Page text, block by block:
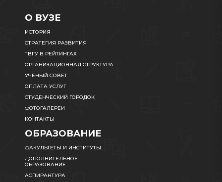
О ВУЗЕ
ИСТОРИЯ
СТРАТЕГИЯ РАЗВИТИЯ
ТВГУ В РЕЙТИНГАХ
ОРГАНИЗАЦИОННАЯ СТРУКТУРА
УЧЕНЫЙ СОВЕТ
ОПЛАТА УСЛУГ
СТУДЕНЧЕСКИЙ ГОРОДОК
ФОТОГАЛЕРЕИ
КОНТАКТЫ
ОБРАЗОВАНИЕ
ФАКУЛЬТЕТЫ И ИНСТИТУТЫ
ДОПОЛНИТЕЛЬНОЕ
ОБРАЗОВАНИЕ
АСПИРАНТУРА